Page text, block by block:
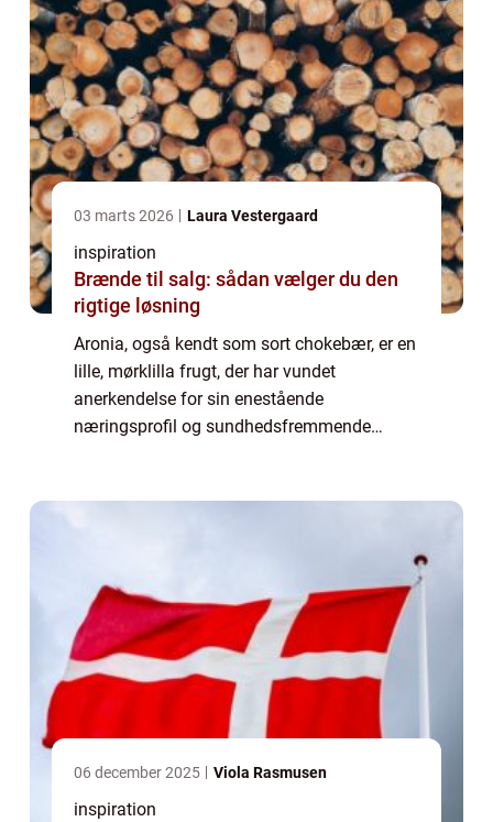
03 marts 2026 Laura Vestergaard
inspiration
Brænde til salg: sådan vælger du den
rigtige løsning
Aronia, også kendt som sort chokebær, er en
lille, mørklilla frugt, der har vundet
anerkendelse for sin enestående
næringsprofil og sundhedsfremmende
06 december 2025 Viola Rasmusen
inspiration